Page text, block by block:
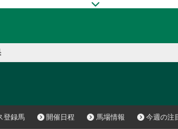
登録馬 開催日程 馬場情報 今週の注